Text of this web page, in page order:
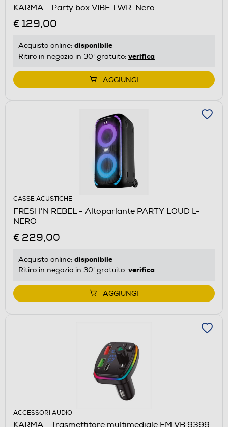
KARMA - Party box VIBE TWR-Nero
€ 129,00
Acquisto online: disponibile
Ritiro in negozio in 30' gratuito: verifica
AGGIUNGI
CASSE ACUSTICHE
FRESH'N REBEL - Altoparlante PARTY LOUD L-
NERO
€ 229,00
Acquisto online: disponibile
Ritiro in negozio in 30' gratuito: verifica
AGGIUNGI
ACCESSORI AUDIO
KARMA - Trasmettitore multimediale FM VB 9399-